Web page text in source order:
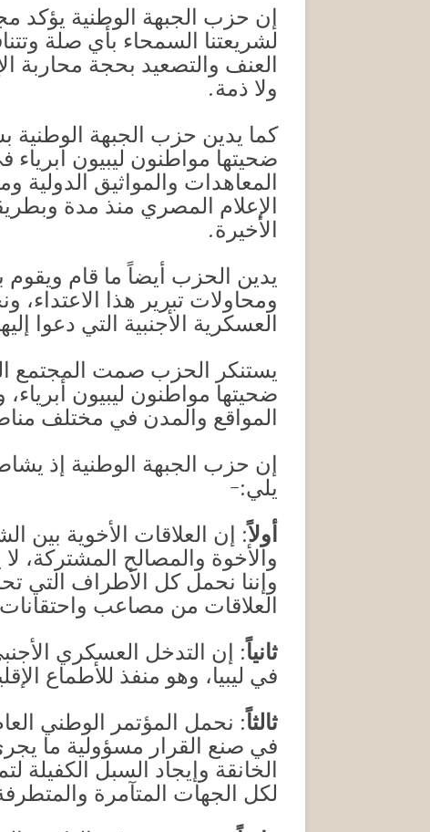
إن حزب الجبهة الوطنية يؤكد
لشريعتنا السمحاء بأي صلة
العنف والتصعيد بحجة محاربة
ولا ذمة.
كما يدين حزب الجبهة الوطنية
ضحيتها مواطنون ليبيون ابرياء
المعاهدات والمواثيق الدولية
الإعلام المصري منذ مدة
الأخيرة.
يدين الحزب أيضاً ما قام
ومحاولات تبرير هذا
العسكرية الأجنبية التي دعوا
يستنكر الحزب صمت المجتمع
ضحيتها مواطنون ليبيون
المواقع والمدن في مختلف
إن حزب الجبهة الوطنية إذ
يلي:-
أولاً: إن العلاقات الأخوية بين
والأخوة والمصالح المشتركة،
وإننا نحمل كل الأطراف التي
العلاقات من مصاعب
ثانياً: إن التدخل العسكري
في ليبيا، وهو منفذ للأطماع
ثالثاً: نحمل المؤتمر الوطني
في صنع القرار مسؤولية ما
الخانقة وإيجاد السبل
لكل الجهات المتآمرة